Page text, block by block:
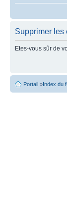
Supprimer les
Etes-vous sûr de
Portail »Index du